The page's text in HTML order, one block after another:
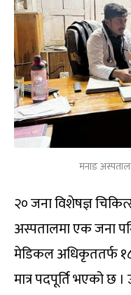
मनाङ
२० जना विशेषज्ञ
अस्पतालमा एक जना
मेडिकल अधिकृततर्फ
मात्र पदपूर्ति भएको छ